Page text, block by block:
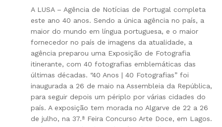
A LUSA – Agência de Notícias de Portugal completa
este ano 40 anos. Sendo a única agência no país, a
maior do mundo em língua portuguesa, e o maior
fornecedor no país de imagens da atualidade, a
agência preparou uma Exposição de Fotografia
itinerante, com 40 fotografias emblemáticas das
últimas décadas. “40 Anos | 40 Fotografias” foi
inaugurada a 26 de maio na Assembleia da República,
para seguir depois um périplo por várias cidades do
país. A exposição tem morada no Algarve de 22 a 26
de julho, na 37.ª Feira Concurso Arte Doce, em Lagos.